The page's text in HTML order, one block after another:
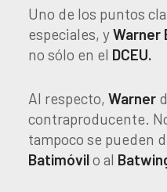
Uno de los puntos
especiales, yWarner
no sólo en el DCEU.
Al respecto, Warner
contraproducente.
tampoco se pueden
Batimóvilo al